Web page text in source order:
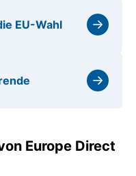
EU-Wahl
Europe Direct